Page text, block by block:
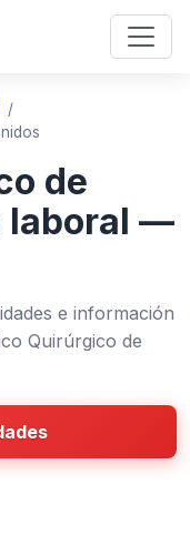
/
de
laboral —
e información
Quirúrgico de